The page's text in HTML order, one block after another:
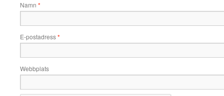
Namn *
E-postadress*
Webbplats